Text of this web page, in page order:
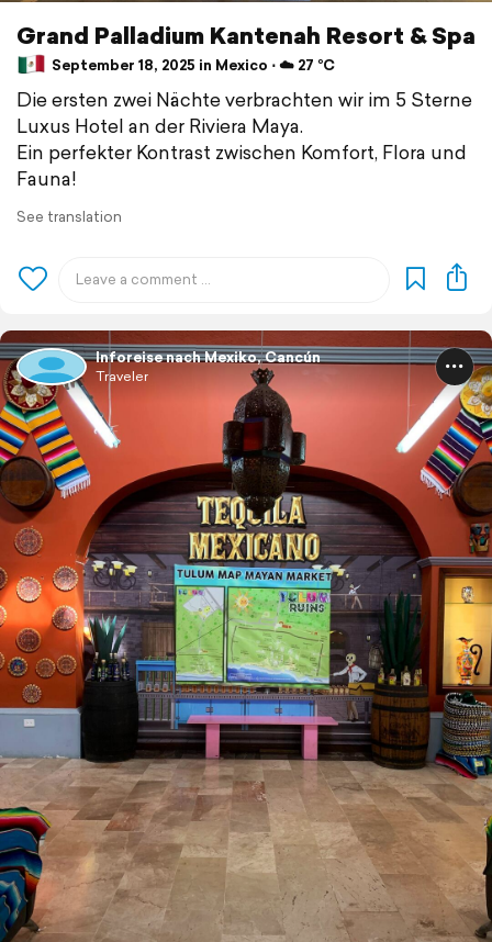
Grand Palladium Kantenah Resort & Spa
September 18, 2025 in Mexico ⋅ ☁️ 27 °C
Die ersten zwei Nächte verbrachten wir im 5 Sterne
Luxus Hotel an der Riviera Maya.
Ein perfekter Kontrast zwischen Komfort, Flora und
Fauna!
See translation
Inforeise nach Mexiko, Cancún
Traveler